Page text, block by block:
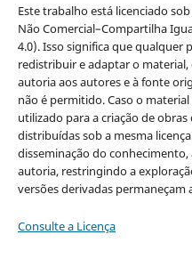
Este trabalho está licenciado
Não Comercial–Compartilha
4.0). Isso significa que qualquer
redistribuir e adaptar o
autoria aos autores e à fonte
não é permitido. Caso o
utilizado para a criação de
distribuídas sob a mesma
disseminação do
autoria, restringindo a
versões derivadas permaneçam
Consulte a Licença